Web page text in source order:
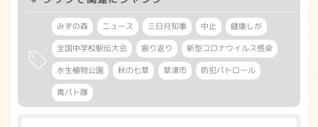
みずの森 ニュース 三日月知事 中止
健康しが
全国中学校駅伝大会
振り返り
新型コロナウイルス感染
水生植物公園
秋の七草 草津市
防犯パトロール
青パト隊